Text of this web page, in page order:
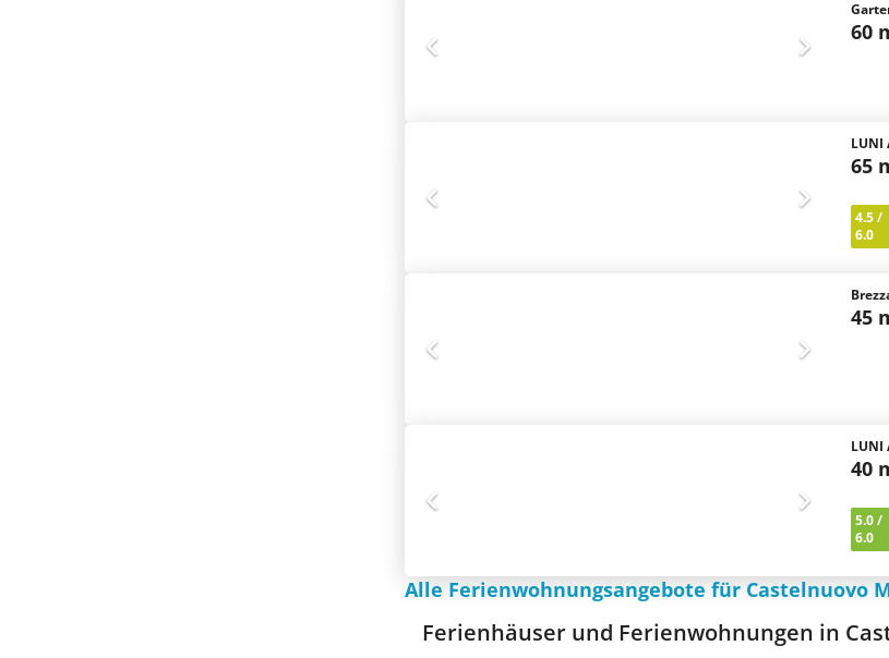
60
LUNI
65
4.5/
6.0
45
LUNI
40
5.0/
6.0
Alle Ferienwohnungsangebote für Castelnuovo
Ferienhäuser und Ferienwohnungen in